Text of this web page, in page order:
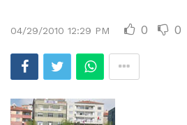
04/29/2010 12:29 PM 0 0